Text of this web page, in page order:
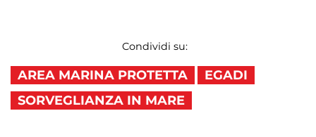
Condividi su:
AREA MARINA PROTETTA
EGADI
SORVEGLIANZA IN MARE